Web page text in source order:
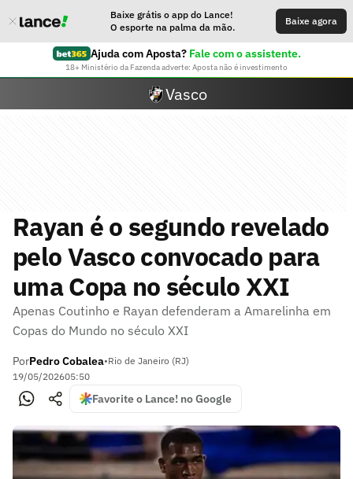
Baixe grátis o app do Lance!
O esporte na palma da mão.
Baixe agora
Ajuda com Aposta? Fale com o assistente.
18+ Ministério da Fazenda adverte: Aposta não é investimento
Vasco
Rayan é o segundo revelado
pelo Vasco convocado para
uma Copa no século XXI
Apenas Coutinho e Rayan defenderam a Amarelinha em
Copas do Mundo no século XXI
PorPedro Cobalea•Rio de Janeiro (RJ)
19/05/202605:50
Favorite o Lance! no Google